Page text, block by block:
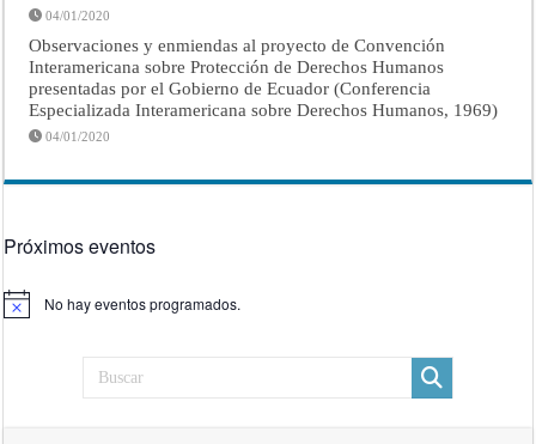
04/01/2020
Observaciones y enmiendas al proyecto de Convención
Interamericana sobre Protección de Derechos Humanos
presentadas por el Gobierno de Ecuador (Conferencia
Especializada Interamericana sobre Derechos Humanos, 1969)
04/01/2020
Próximos eventos
Aviso No hay eventos programados.